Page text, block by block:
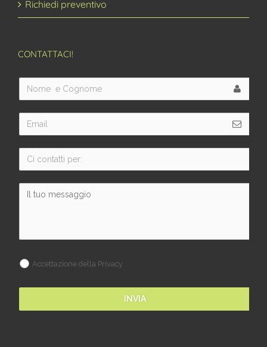
Richiedi preventivo
CONTATTACI!
Accettazione della Privacy
INVIA